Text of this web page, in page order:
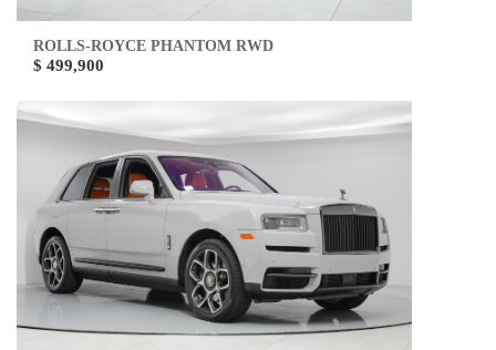
ROLLS-ROYCE PHANTOM RWD
$ 499,900